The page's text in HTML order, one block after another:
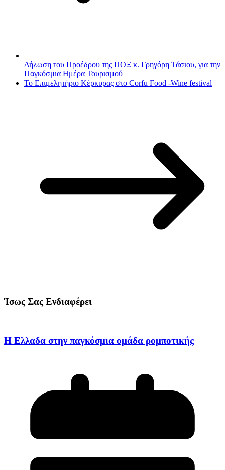
Δήλωση του Προέδρου της ΠΟΞ κ. Γρηγόρη Τάσιου, για την
Παγκόσμια Ημέρα Τουρισμού
Το Επιμελητήριο Κέρκυρας στο Corfu Food -Wine festival
Ίσως Σας Ενδιαφέρει
Η Ελλαδα στην παγκόσμια ομάδα ρομποτικής